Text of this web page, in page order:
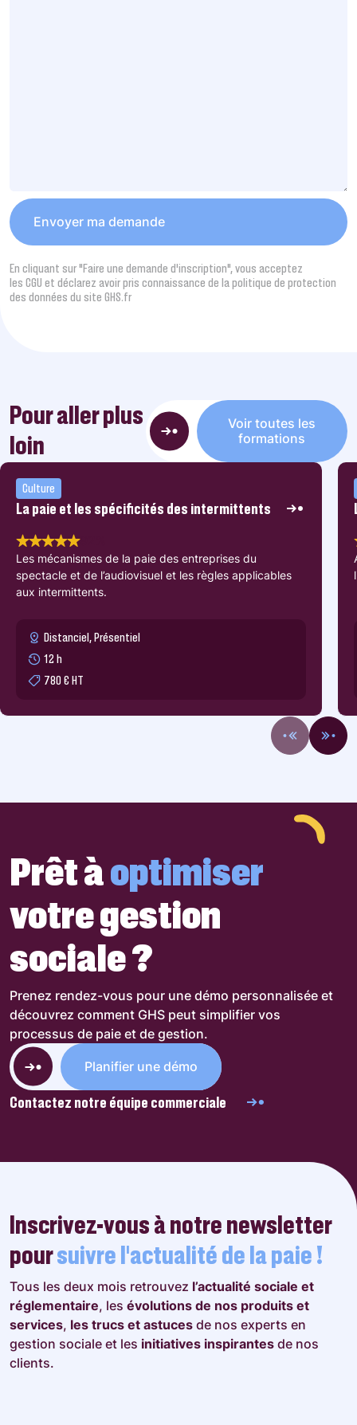
En cliquant sur "Faire une demande d’inscription", vous acceptez
les CGU et déclarez avoir pris connaissance de la politique de protection
des données du site GHS.fr
Pour aller plus
loin
Voir toutes les
formations
Culture
La paie et les spécificités des intermittents
92%
Les mécanismes de la paie des entreprises du
spectacle et de l’audiovisuel et les règles applicables
aux intermittents.
Distanciel, Présentiel
12 h
780 € HT
Prêt àoptimiser
votre gestion
sociale ?
Prenez rendez-vous pour une démo personnalisée et
découvrez comment GHS peut simplifier vos
processus de paie et de gestion.
Planifier une démo
Contactez notre équipe commerciale
Inscrivez-vous à notre newsletter
poursuivre l’actualité de la paie !
Tous les deux mois retrouvez l’actualité sociale et
réglementaire, les évolutions de nos produits et
services, les trucs et astuces de nos experts en
gestion sociale et les initiatives inspirantes de nos
clients.